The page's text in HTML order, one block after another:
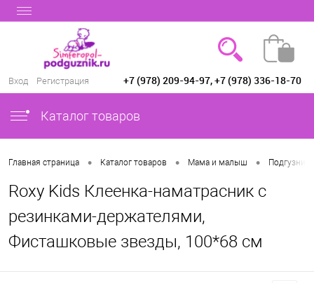
Вход Регистрация +7 (978) 209-94-97, +7 (978) 336-18-70
Каталог товаров
Главная страница • Каталог товаров • Мама и малыш •
Roxy Kids Клеенка-наматрасник с
резинками-держателями,
Фисташковые звезды, 100*68 см